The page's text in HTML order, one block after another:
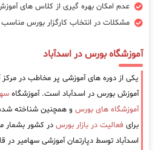
عدم امکان بهره گیری از کلاس های
مشکلات در انتخاب کارگزار بورس مناسب
آموزشگاه بورس در اسدآباد
یکی از دوره های آموزشی پر مخاطب در
آموزش بورس در اسدآباد است. آموزشگاه
آموزشگاه های بورس و همچنین شناخته
برای فعالیت در بازار بورس در کشور بشمار
اسدآباد توسط دپارتمان آموزشی سهامیر